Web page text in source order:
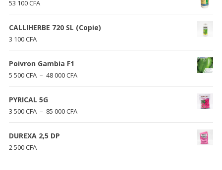
53 100CFA
CALLIHERBE 720 SL (Copie)
3 100CFA
Poivron Gambia F1
5 500CFA – 48 000CFAPlage
de
500 CFA
PYRICAL 5G
3 500CFA – 85 000CFAPlage
de
DUREXA 2,5 DP
2 500CFA